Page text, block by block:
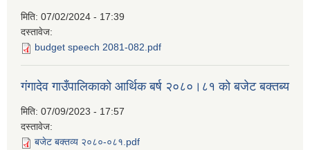
मिति: 07/02/2024 - 17:39
दस्तावेज:
budget speech 2081-082.pdf
गंगादेव गाउँपालिकाको आर्थिक बर्ष २०८०।८१ को बजेट बक्तब्य
मिति: 07/09/2023 - 17:57
दस्तावेज:
बजेट बक्तव्य २०८०-०८१.pdf